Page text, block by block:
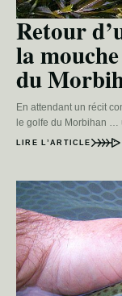
Retour
la
du
En attendant un récit
le golfe du Morbihan …
LIRE L’ARTICLE